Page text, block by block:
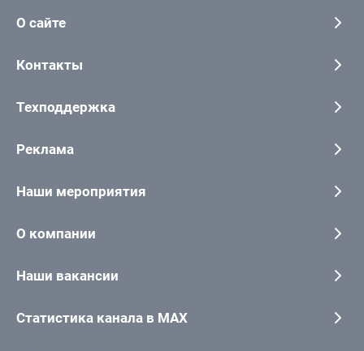
О сайте
Контакты
Техподдержка
Реклама
Наши мероприятия
О компании
Наши вакансии
Статистика канала в MAX